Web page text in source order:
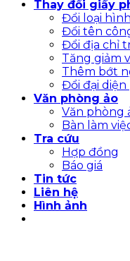
Thay đổi giấy
Đổi loại
Đổi tên
Đổi địa chỉ
Tăng giảm
Thêm bớt
Đổi đại
Văn phòng ảo
Văn phòng
Bàn làm
Tra cứu
Hợp đồng
Báo giá
Tin tức
Liên hệ
Hình ảnh